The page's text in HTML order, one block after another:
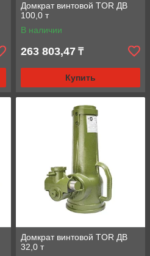
Домкрат винтовой TOR ДВ
100,0 т
В наличии
263 803,47 ₸
Купить
Домкрат винтовой TOR ДВ
32,0 т